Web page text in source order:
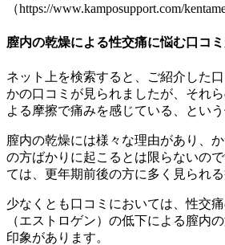
（https://www.kamposupport.com/
膣内の乾燥による性交痛に悩む口コ
ネット上を検索すると、ご紹介した
かの口コミが見られましたが、それ
よる摩擦で痛みを感じている、とい
膣内の乾燥には様々な理由があり、
の方ばかりに起こるとは限らないの
ては、更年期前後の方に多く見られる
少なくとも口コミにおいては、性交
（エストロゲン）の低下による膣内
印象があります。